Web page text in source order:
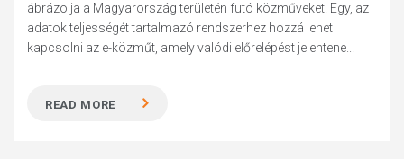
ábrázolja a Magyarország területén futó közműveket. Egy, az
adatok teljességét tartalmazó rendszerhez hozzá lehet
kapcsolni az e-közműt, amely valódi előrelépést jelentene...
READ MORE